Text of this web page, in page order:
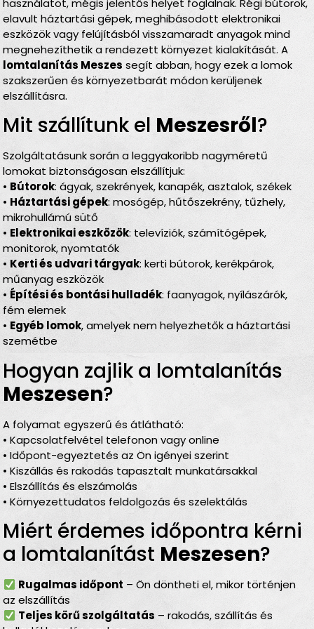
használatot, mégis jelentős helyet foglalnak. Régi bútorok,
elavult háztartási gépek, meghibásodott elektronikai
eszközök vagy felújításból visszamaradt anyagok mind
megnehezíthetik a rendezett környezet kialakítását. A
lomtalanítás Meszes segít abban, hogy ezek a lomok
szakszerűen és környezetbarát módon kerüljenek
elszállításra.
Mit szállítunk el Meszesről?
Szolgáltatásunk során a leggyakoribb nagyméretű
lomokat biztonságosan elszállítjuk:
• Bútorok: ágyak, szekrények, kanapék, asztalok, székek
• Háztartási gépek: mosógép, hűtőszekrény, tűzhely,
mikrohullámú sütő
• Elektronikai eszközök: televíziók, számítógépek,
monitorok, nyomtatók
• Kerti és udvari tárgyak: kerti bútorok, kerékpárok,
műanyag eszközök
• Építési és bontási hulladék: faanyagok, nyílászárók,
fém elemek
• Egyéb lomok, amelyek nem helyezhetők a háztartási
szemétbe
Hogyan zajlik a lomtalanítás
Meszesen?
A folyamat egyszerű és átlátható:
• Kapcsolatfelvétel telefonon vagy online
• Időpont-egyeztetés az Ön igényei szerint
• Kiszállás és rakodás tapasztalt munkatársakkal
• Elszállítás és elszámolás
• Környezettudatos feldolgozás és szelektálás
Miért érdemes időpontra kérni
a lomtalanítást Meszesen?
Rugalmas időpont – Ön döntheti el, mikor történjen
az elszállítás
Teljes körű szolgáltatás – rakodás, szállítás és